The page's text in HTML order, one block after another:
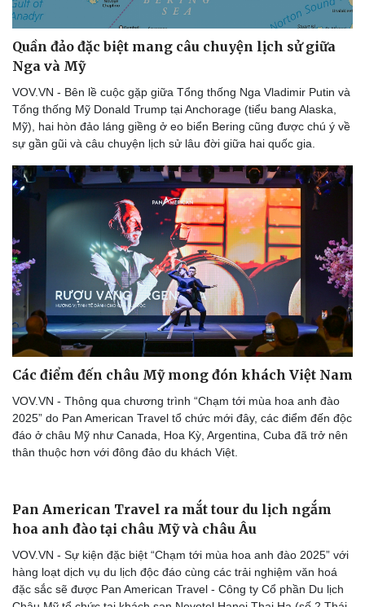
Âm nhạc
Di sản
Sao Việt
Quần đảo đặc biệt mang câu chuyện lịch sử giữa
Nga và Mỹ
VOV.VN - Bên lề cuộc gặp giữa Tổng thống Nga Vladimir Putin và
Tổng thống Mỹ Donald Trump tại Anchorage (tiểu bang Alaska,
Mỹ), hai hòn đảo láng giềng ở eo biển Bering cũng được chú ý về
sự gần gũi và câu chuyện lịch sử lâu đời giữa hai quốc gia.
Các điểm đến châu Mỹ mong đón khách Việt Nam
VOV.VN - Thông qua chương trình “Chạm tới mùa hoa anh đào
2025” do Pan American Travel tổ chức mới đây, các điểm đến độc
đáo ở châu Mỹ như Canada, Hoa Kỳ, Argentina, Cuba đã trở nên
thân thuộc hơn với đông đảo du khách Việt.